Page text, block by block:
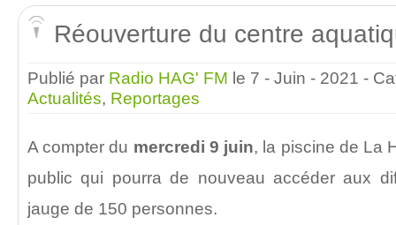
Réouverture du centre
Publié par Radio HAG' FM le 7 - Juin - 2021 -
Actualités, Reportages
A compter du mercredi 9 juin, la piscine de La
public qui pourra de nouveau accéder aux
jauge de 150 personnes.